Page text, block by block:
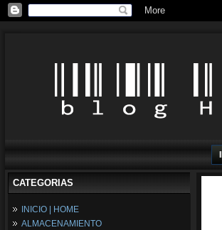
CATEGORIAS
INICIO | HOME
ALMACENAMIENTO